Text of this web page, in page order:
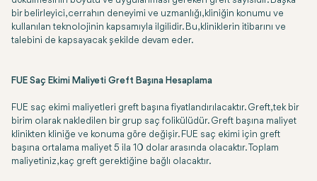
bir belirleyici, cerrahın deneyimi ve uzmanlığı, kliniğin konumu ve
kullanılan teknolojinin kapsamıyla ilgilidir. Bu, kliniklerin itibarını ve
talebini de kapsayacak şekilde devam eder.
FUE Saç Ekimi Maliyeti Greft Başına Hesaplama
FUE saç ekimi maliyetleri greft başına fiyatlandırılacaktır. Greft, tek bir
birim olarak nakledilen bir grup saç folikülüdür. Greft başına maliyet
klinikten kliniğe ve konuma göre değişir. FUE saç ekimi için greft
başına ortalama maliyet 5 ila 10 dolar arasında olacaktır. Toplam
maliyetiniz, kaç greft gerektiğine bağlı olacaktır.